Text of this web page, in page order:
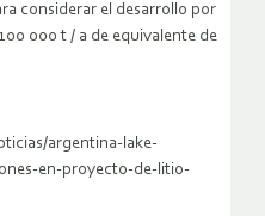
considerar el desarrollo por
000 t / a de equivalente de
argentina-lake-
en-proyecto-de-litio-